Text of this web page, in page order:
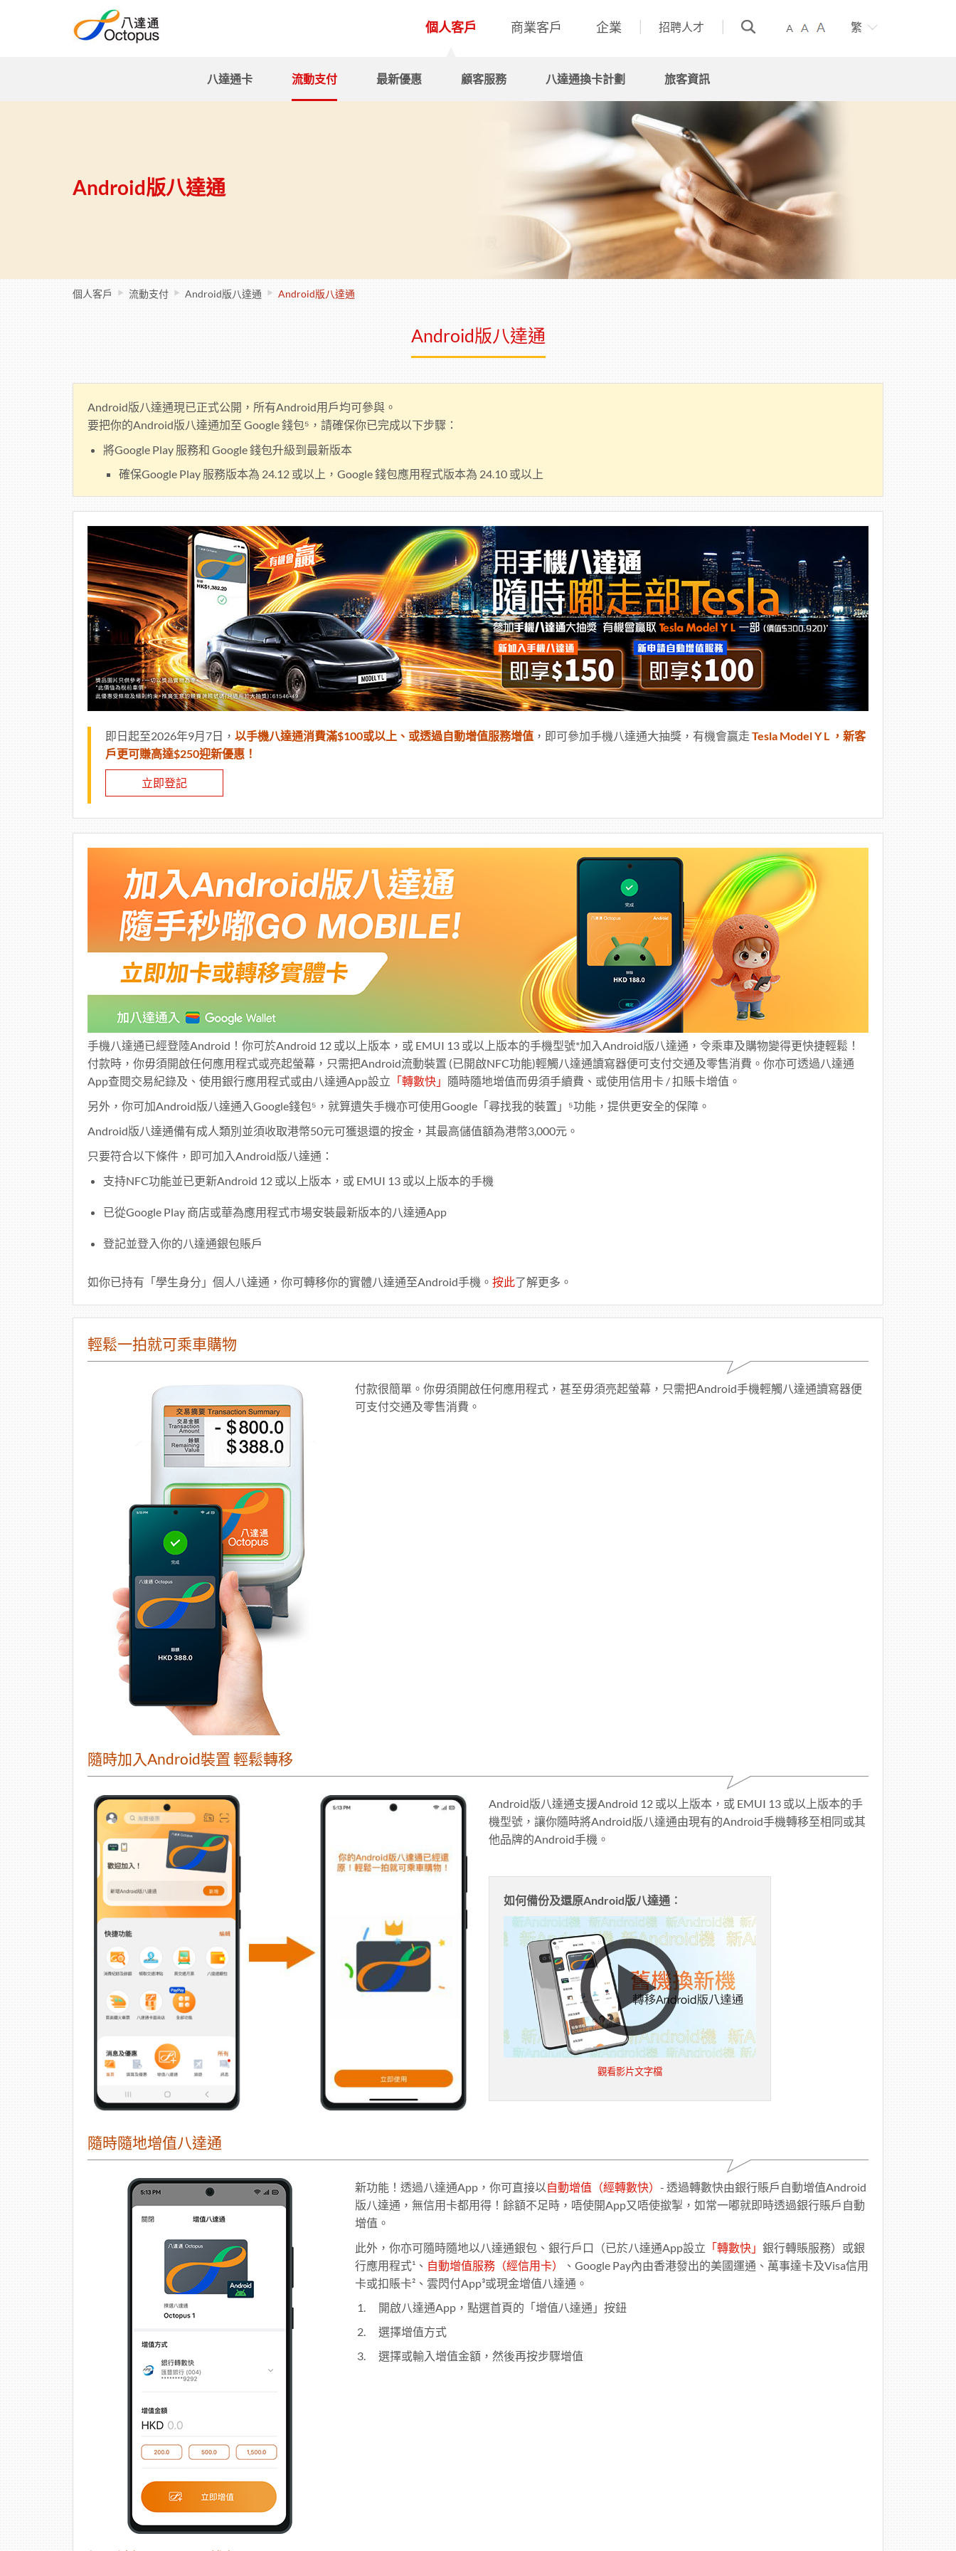
個人客戶 商業客戶 企業 招聘人才 繁
八達通卡 流動支付 最新優惠 顧客服務 八達通換卡計劃 旅客資訊
Android版八達通
個人客戶 流動支付 Android版八達通 Android版八達通
Android版八達通
Android版八達通現已正式公開，所有Android用戶均可參與。
要把你的Android版八達通加至 Google 錢包⁵，請確保你已完成以下步驟：
將Google Play 服務和 Google 錢包升級到最新版本
確保Google Play 服務版本為 24.12 或以上，Google 錢包應用程式版本為 24.10 或以上
即日起至2026年9月7日， 以手機八達通消費滿$100或以上、或透過自動增值服務增值 ，即可參加手機八達通大抽獎，有機會贏走 Tesla Model Y L ，新客
戶更可賺高達$250迎新優惠！
立即登記
手機八達通已經登陸Android！你可於Android 12 或以上版本，或 EMUI 13 或以上版本的手機型號*加入Android版八達通，令乘車及購物變得更快捷輕鬆！
付款時，你毋須開啟任何應用程式或亮起螢幕，只需把Android流動裝置 (已開啟NFC功能)輕觸八達通讀寫器便可支付交通及零售消費。你亦可透過八達通
App查閱交易紀錄及、使用銀行應用程式或由八達通App設立 「轉數快」 隨時隨地增值而毋須手續費、或使用信用卡 / 扣賬卡增值。
另外，你可加Android版八達通入Google錢包⁵，就算遺失手機亦可使用Google「尋找我的裝置」⁵功能，提供更安全的保障。
Android版八達通備有成人類別並須收取港幣50元可獲退還的按金，其最高儲值額為港幣3,000元。
只要符合以下條件，即可加入Android版八達通：
支持NFC功能並已更新Android 12 或以上版本，或 EMUI 13 或以上版本的手機
已從Google Play 商店或華為應用程式市場安裝最新版本的八達通App
登記並登入你的八達通銀包賬戶
如你已持有「學生身分」個人八達通，你可轉移你的實體八達通至Android手機。 按此了解更多。
輕鬆一拍就可乘車購物
付款很簡單。你毋須開啟任何應用程式，甚至毋須亮起螢幕，只需把Android手機輕觸八達通讀寫器便
可支付交通及零售消費。
隨時加入Android裝置 輕鬆轉移
Android版八達通支援Android 12 或以上版本，或 EMUI 13 或以上版本的手
機型號，讓你隨時將Android版八達通由現有的Android手機轉移至相同或其
他品牌的Android手機。
如何備份及還原Android版八達通︰
觀看影片文字檔
隨時隨地增值八達通
新功能！透過八達通App，你可直接以自動增值（經轉數快） - 透過轉數快由銀行賬戶自動增值Android
版八達通，無信用卡都用得！餘額不足時，唔使開App又唔使撳掣，如常一嘟就即時透過銀行賬戶自動
增值。
此外，你亦可隨時隨地以八達通銀包、銀行戶口（已於八達通App設立 「轉數快」 銀行轉賬服務）或銀
行應用程式¹、 自動增值服務（經信用卡）
、Google Pay內由香港發出的美國運通、萬事達卡及Visa信用
卡或扣賬卡²、雲閃付App³或現金增值八達通。
開啟八達通App，點選首頁的「增值八達通」按鈕
選擇增值方式
選擇或輸入增值金額，然後再按步驟增值